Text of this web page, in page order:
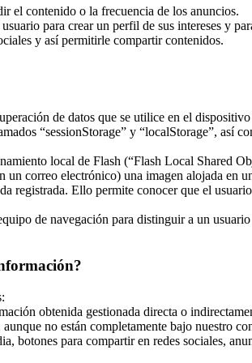
el contenido o la frecuencia de los anuncios.
para crear un perfil de sus intereses y
y así permitirle compartir contenidos.
de datos que se utilice en el
“sessionStorage” y “localStorage”, así
local de Flash (“Flash Local Shared
un correo electrónico) una imagen alojada
registrada. Ello permite conocer que el
de navegación para distinguir a un
obtenida gestionada directa o
no están completamente bajo nuestro
para compartir en redes sociales,